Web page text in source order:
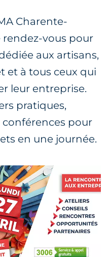
Charente-
vous pour
aux artisans,
et à tous ceux qui
leur entreprise.
pratiques,
conférences pour
en une journée.